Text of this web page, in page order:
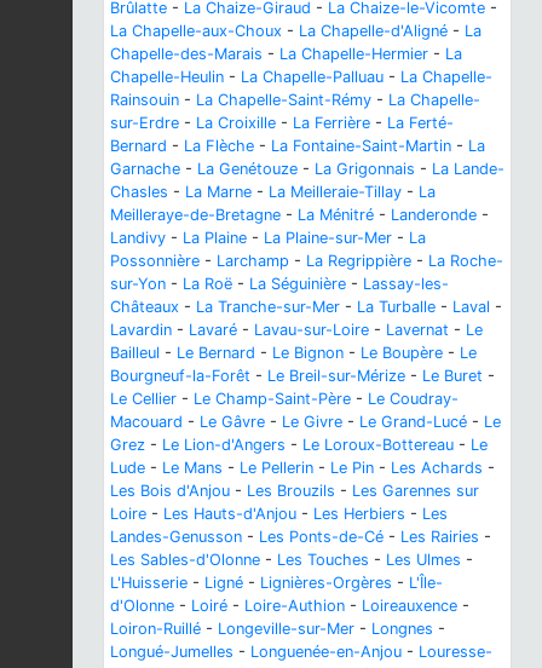
Brûlatte - La Chaize-Giraud - La Chaize-le-Vicomte -
La Chapelle-aux-Choux - La Chapelle-d'Aligné - La
Chapelle-des-Marais - La Chapelle-Hermier - La
Chapelle-Heulin - La Chapelle-Palluau - La Chapelle-
Rainsouin - La Chapelle-Saint-Rémy - La Chapelle-
sur-Erdre - La Croixille - La Ferrière - La Ferté-
Bernard - La Flèche - La Fontaine-Saint-Martin - La
Garnache - La Genétouze - La Grigonnais - La Lande-
Chasles - La Marne - La Meilleraie-Tillay - La
Meilleraye-de-Bretagne - La Ménitré - Landeronde -
Landivy - La Plaine - La Plaine-sur-Mer - La
Possonnière - Larchamp - La Regrippière - La Roche-
sur-Yon - La Roë - La Séguinière - Lassay-les-
Châteaux - La Tranche-sur-Mer - La Turballe - Laval -
Lavardin - Lavaré - Lavau-sur-Loire - Lavernat - Le
Bailleul - Le Bernard - Le Bignon - Le Boupère - Le
Bourgneuf-la-Forêt - Le Breil-sur-Mérize - Le Buret -
Le Cellier - Le Champ-Saint-Père - Le Coudray-
Macouard - Le Gâvre - Le Givre - Le Grand-Lucé - Le
Grez - Le Lion-d'Angers - Le Loroux-Bottereau - Le
Lude - Le Mans - Le Pellerin - Le Pin - Les Achards -
Les Bois d'Anjou - Les Brouzils - Les Garennes sur
Loire - Les Hauts-d'Anjou - Les Herbiers - Les
Landes-Genusson - Les Ponts-de-Cé - Les Rairies -
Les Sables-d'Olonne - Les Touches - Les Ulmes -
L'Huisserie - Ligné - Lignières-Orgères - L'Île-
d'Olonne - Loiré - Loire-Authion - Loireauxence -
Loiron-Ruillé - Longeville-sur-Mer - Longnes -
Longué-Jumelles - Longuenée-en-Anjou - Louresse-